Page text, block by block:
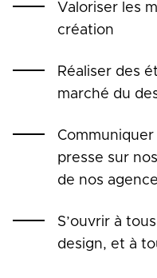
Valoriser les
création
Réaliser des
marché du
presse sur
de nos
S’ouvrir à
design, et à